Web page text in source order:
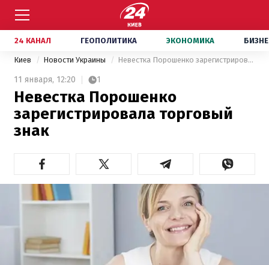
24 КАНАЛ ГЕОПОЛИТИКА ЭКОНОМИКА
Киев Новости Украины Невестка Порошенко зарегистрировала торговый знак
11 января, 12:20 1
Невестка Порошенко
зарегистрировала торговый
знак